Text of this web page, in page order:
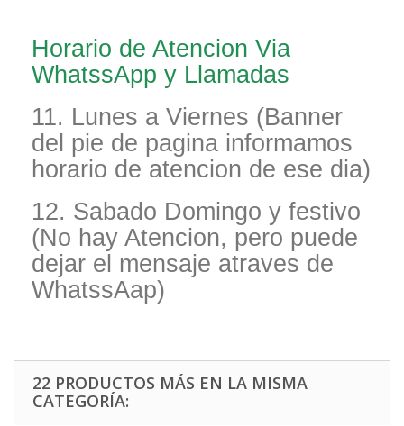
Horario de Atencion Via
WhatssApp y Llamadas
11. Lunes a Viernes (Banner
del pie de pagina informamos
horario de atencion de ese dia)
12. Sabado Domingo y festivo
(No hay Atencion, pero puede
dejar el mensaje atraves de
WhatssAap)
22 PRODUCTOS MÁS EN LA MISMA
CATEGORÍA: